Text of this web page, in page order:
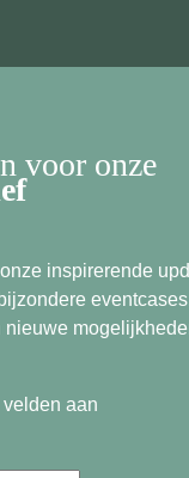
voor onze
inspirerende
nieuwe
aan